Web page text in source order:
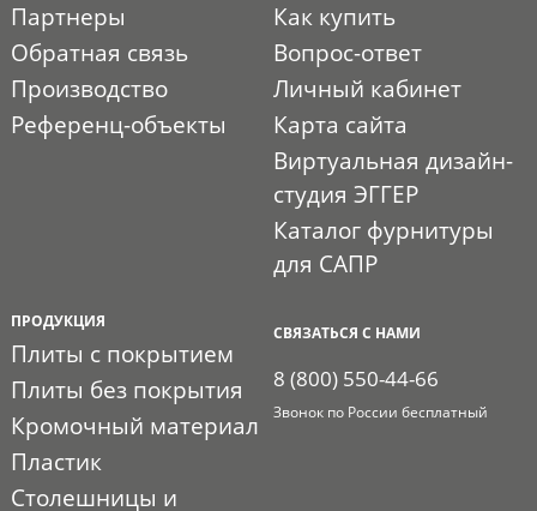
Партнеры
Обратная связь
Производство
Референц-объекты
Как купить
Вопрос-ответ
Личный кабинет
Карта сайта
Виртуальная дизайн-
студия ЭГГЕР
Каталог фурнитуры
для САПР
ПРОДУКЦИЯ
Плиты с покрытием
Плиты без покрытия
Кромочный материал
Пластик
Столешницы и
СВЯЗАТЬСЯ С НАМИ
8 (800) 550-44-66
Звонок по России бесплатный